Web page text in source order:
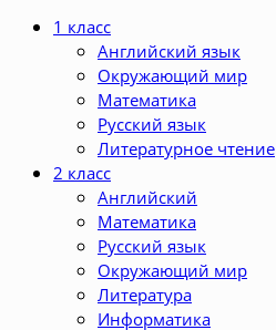
1 класс
Английский язык
Окружающий мир
Математика
Русский язык
Литературное чтение
2 класс
Английский
Математика
Русский язык
Окружающий мир
Литература
Информатика